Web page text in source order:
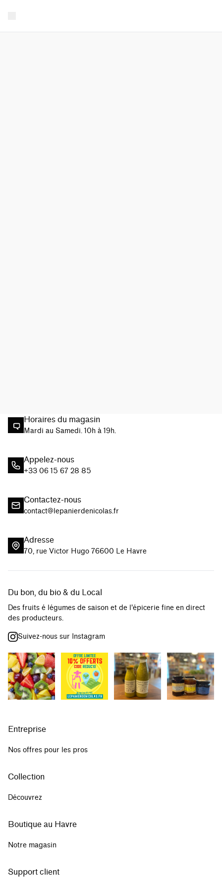
Horaires du magasin
Mardi au Samedi. 10h à 19h.
Appelez-nous
+33 06 15 67 28 85
Contactez-nous
contact@lepanierdenicolas.fr
Adresse
70, rue Victor Hugo 76600 Le Havre
Du bon, du bio & du Local
Des fruits é légumes de saison et de l'épicerie fine en direct
des producteurs.
Suivez-nous sur Instagram
Entreprise
Nos offres pour les pros
Collection
Découvrez
Boutique au Havre
Notre magasin
Support client